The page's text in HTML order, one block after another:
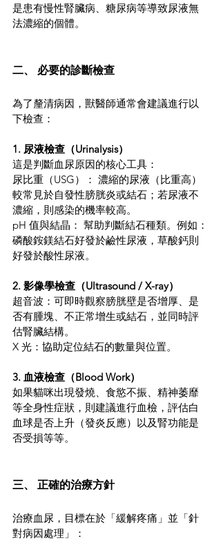
是患有慢性腎臟病、糖尿病等導致尿液無
法濃縮的個體。
二、 必要的診斷檢查
為了釐清病因，獸醫師通常會建議進行以
下檢查：
1. 尿液檢查（Urinalysis）
這是判斷血尿原因的核心工具：
尿比重（USG）： 濃縮的尿液（比重高）
較常見於自發性膀胱炎或結石；若尿液不
濃縮，則感染的機率較高。
pH 值與結晶： 幫助判斷結石種類。例如：
磷酸銨鎂結石好發於鹼性尿液，草酸鈣則
好發於酸性尿液。
2. 影像學檢查（Ultrasound / X-ray）
超音波：可即時觀察膀胱壁是否增厚、是
否有腫塊、不正常增生或結石，並同時評
估腎臟結構。
X 光：協助定位結石的數量與位置。
3. 血液檢查（Blood Work）
如果貓咪出現發燒、食慾不振、精神萎靡
等全身性症狀，則建議進行血檢，評估白
血球是否上升（發炎反應）以及腎功能是
否受損等等。
三、 正確的治療方針
治療血尿，目標在於「緩解疼痛」並「針
對病因處理」：